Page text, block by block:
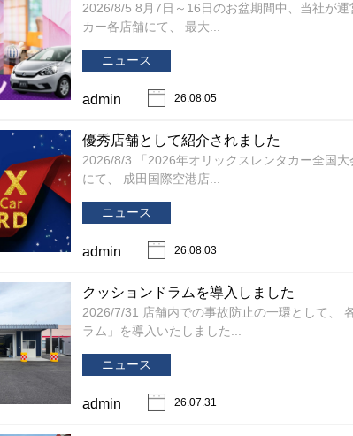
2026/8/5 8月7日～16日のお盆期間中、当社が
カー各店舗にて、 最大...
ニュース
admin 26.08.05
優秀店舗として紹介されました
2026/8/3 「2026年オリックスレンタカー全国大
にて、 成田国際空港店...
ニュース
admin 26.08.03
クッションドラムを導入しました
2026/7/31 店舗内での事故防止の一環として、
ラム」を導入いたしました...
ニュース
admin 26.07.31